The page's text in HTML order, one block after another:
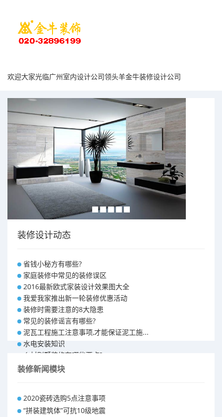
欢迎大家光临广州室内设计公司领头羊金牛装修设计公司
装修设计动态
省钱小秘方有哪些?
家庭装修中常见的装修误区
2016最新欧式家装设计效果图大全
我爱我家推出新一轮装修优惠活动
装修时需要注意的8大隐患
常见的装修谣言有哪些?
泥瓦工程施工注意事项,才能保证泥工施...
水电安装知识
乡村别墅装修有哪些要点?
别墅怎样装修之装修技巧
昆明110平米装修预算 装修报价清单
昆明100平米装修多少钱
装修新闻模块
2020瓷砖选购5点注意事项
“拼装建筑体”可抗10级地震